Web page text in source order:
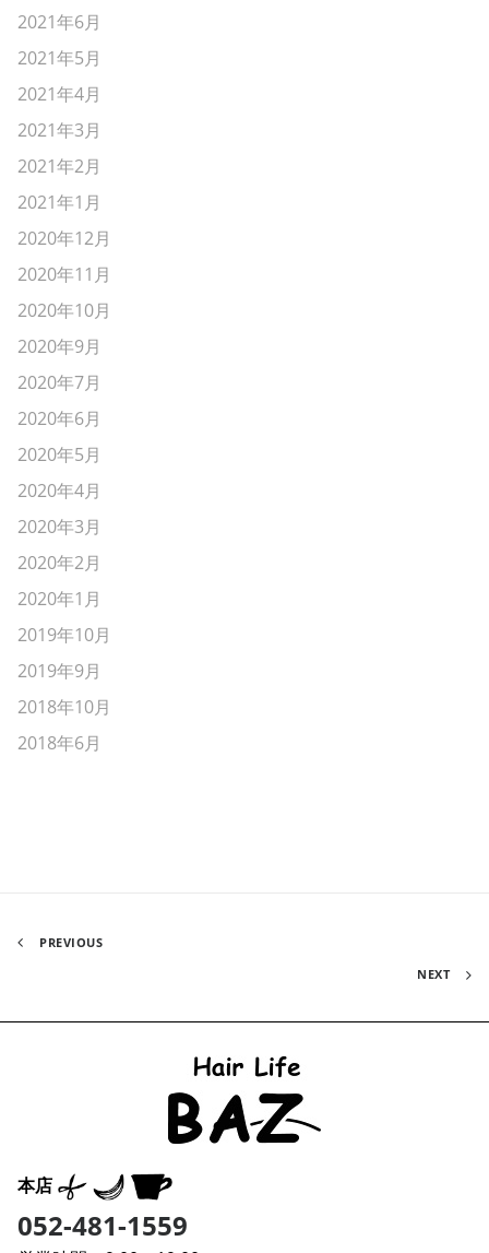
2021年6月
2021年5月
2021年4月
2021年3月
2021年2月
2021年1月
2020年12月
2020年11月
2020年10月
2020年9月
2020年7月
2020年6月
2020年5月
2020年4月
2020年3月
2020年2月
2020年1月
2019年10月
2019年9月
2018年10月
2018年6月
PREVIOUS
NEXT
本店
052-481-1559